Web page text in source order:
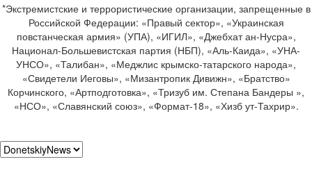
*Экстремистские и террористические организации, запрещенные в
Российской Федерации: «Правый сектор», «Украинская
повстанческая армия» (УПА), «ИГИЛ», «Джебхат ан-Нусра»,
Национал-Большевистская партия (НБП), «Аль-Каида», «УНА-
УНСО», «Талибан», «Меджлис крымско-татарского народа»,
«Свидетели Иеговы», «Мизантропик Дивижн», «Братство»
Корчинского, «Артподготовка», «Тризуб им. Степана Бандеры »,
«НСО», «Славянский союз», «Формат-18», «Хизб ут-Тахрир».